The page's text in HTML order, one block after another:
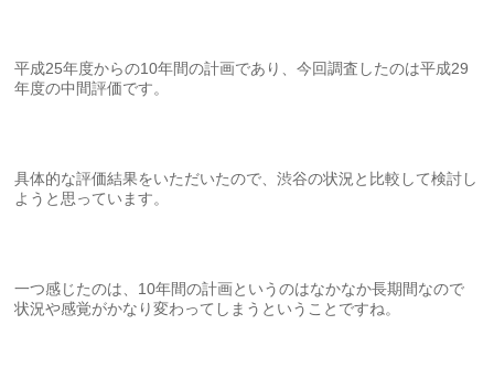
平成25年度からの10年間の計画であり、今回調査したのは平成29
年度の中間評価です。
具体的な評価結果をいただいたので、渋谷の状況と比較して検討し
ようと思っています。
一つ感じたのは、10年間の計画というのはなかなか長期間なので
状況や感覚がかなり変わってしまうということですね。